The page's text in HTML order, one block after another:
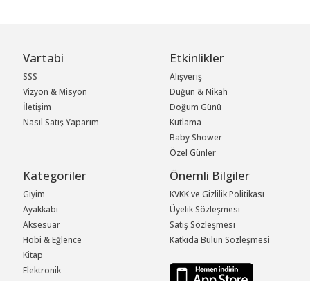
Vartabi
SSS
Vizyon & Misyon
İletişim
Nasıl Satış Yaparım
Etkinlikler
Alışveriş
Düğün & Nikah
Doğum Günü
Kutlama
Baby Shower
Özel Günler
Kategoriler
Giyim
Ayakkabı
Aksesuar
Hobi & Eğlence
Kitap
Elektronik
Önemli Bilgiler
KVKK ve Gizlilik Politikası
Üyelik Sözleşmesi
Satış Sözleşmesi
Katkıda Bulun Sözleşmesi